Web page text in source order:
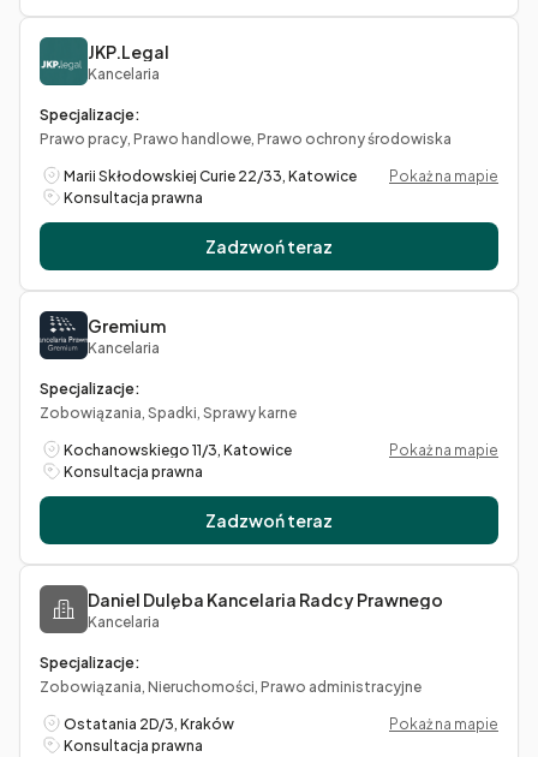
JKP.Legal
Kancelaria
Specjalizacje:
Prawo pracy, Prawo handlowe, Prawo ochrony środowiska
Marii Skłodowskiej Curie 22/33, Katowice
Pokaż na mapie
Konsultacja prawna
Zadzwoń teraz
Gremium
Kancelaria
Specjalizacje:
Zobowiązania, Spadki, Sprawy karne
Kochanowskiego 11/3, Katowice
Pokaż na mapie
Konsultacja prawna
Zadzwoń teraz
Daniel Dulęba Kancelaria Radcy Prawnego
Kancelaria
Specjalizacje:
Zobowiązania, Nieruchomości, Prawo administracyjne
Ostatania 2D/3, Kraków
Pokaż na mapie
Konsultacja prawna